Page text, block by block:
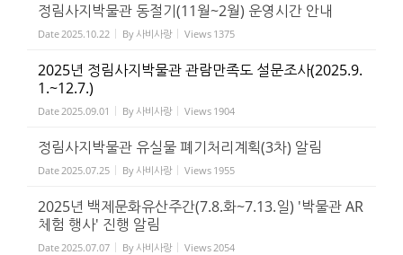
정림사지박물관 동절기(11월~2월) 운영시간 안내
Date2025.10.22 By사비사랑 Views 1375
2025년 정림사지박물관 관람만족도 설문조사(2025.9.
1.~12.7.)
Date2025.09.01 By사비사랑 Views 1904
정림사지박물관 유실물 폐기처리계획(3차) 알림
Date2025.07.25 By사비사랑 Views 1955
2025년 백제문화유산주간(7.8.화~7.13.일) '박물관 AR
체험 행사' 진행 알림
Date2025.07.07 By사비사랑 Views2054